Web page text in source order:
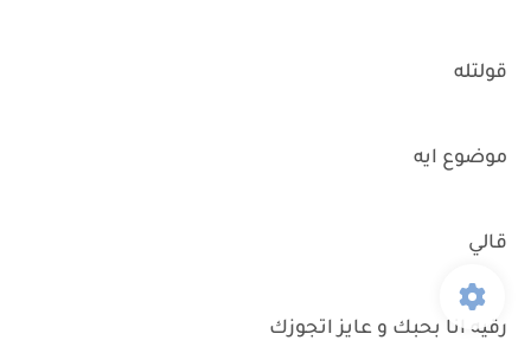
قولتله
موضوع ايه
قالي
رقيه انا بحبك و عايز اتجوزك